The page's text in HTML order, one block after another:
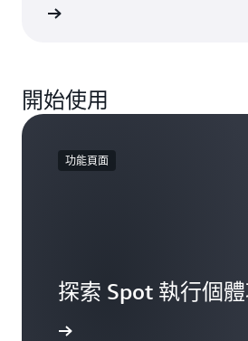
開始使用
功能頁面
探索 Spot 執行個